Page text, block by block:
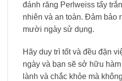
đánh răng Perlweiss tẩy
nhiên và an toàn. Đảm bảo
mười ngày sử dụng.
Hãy duy trì tốt và đều đặn
ngày và bạn sẽ sở hữu
lành và chắc khỏe mà